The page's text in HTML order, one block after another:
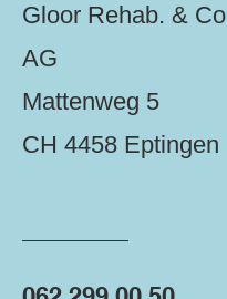
Gloor Rehab. & Co
AG
Mattenweg 5
CH 4458 Eptingen